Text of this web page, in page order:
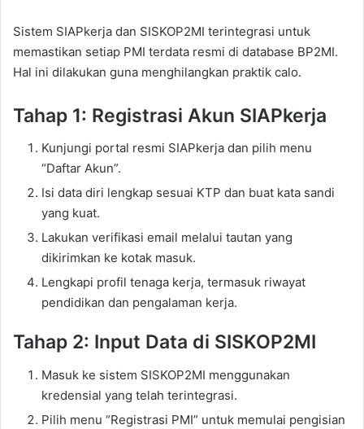
Sistem SIAPkerja dan SISKOP2MI terintegrasi untuk
memastikan setiap PMI terdata resmi di database BP2MI.
Hal ini dilakukan guna menghilangkan praktik calo.
Tahap 1: Registrasi Akun SIAPkerja
Kunjungi portal resmi SIAPkerja dan pilih menu
“Daftar Akun”.
Isi data diri lengkap sesuai KTP dan buat kata sandi
yang kuat.
Lakukan verifikasi email melalui tautan yang
dikirimkan ke kotak masuk.
Lengkapi profil tenaga kerja, termasuk riwayat
pendidikan dan pengalaman kerja.
Tahap 2: Input Data di SISKOP2MI
Masuk ke sistem SISKOP2MI menggunakan
kredensial yang telah terintegrasi.
Pilih menu “Registrasi PMI” untuk memulai pengisian